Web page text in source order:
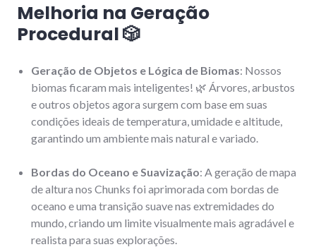
Melhoria na Geração
Procedural🎲
Geração de Objetos e Lógica de Biomas: Nossos
biomas ficaram mais inteligentes! 🌿 Árvores, arbustos
e outros objetos agora surgem com base em suas
condições ideais de temperatura, umidade e altitude,
garantindo um ambiente mais natural e variado.
Bordas do Oceano e Suavização: A geração de mapa
de altura nos Chunks foi aprimorada com bordas de
oceano e uma transição suave nas extremidades do
mundo, criando um limite visualmente mais agradável e
realista para suas explorações.